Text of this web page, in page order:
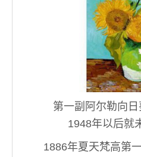
第一副阿尔勒向日
1948年以后就
1886年夏天梵高第